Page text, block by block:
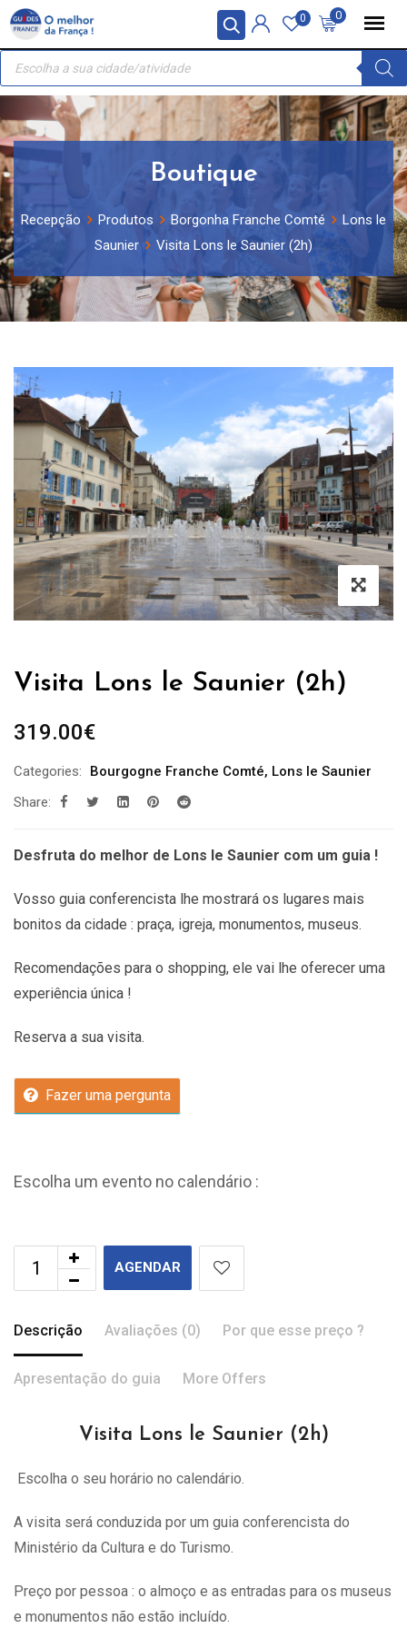
Painel de Gerenciamento de Cookies
Skip
content
0
0
Recherche
produits
Boutique
Recepção Produtos Borgonha Franche Comté
Lons le
Saunier
Visita Lons le Saunier (2h)
Visita Lons le Saunier (2h)
319.00€
Categories: Bourgogne Franche Comté, Lons le Saunier
Share:
Desfruta do melhor de Lons le Saunier com um guia !
Vosso guia conferencista lhe mostrará os lugares mais
bonitos da cidade : praça, igreja, monumentos, museus.
Recomendações para o shopping, ele vai lhe oferecer uma
experiência única !
Reserva a sua visita.
Fazer uma pergunta
Escolha um evento no calendário :
AGENDAR
Descrição Avaliações (0) Por que esse preço ?
Apresentação do guia More Offers
Visita Lons le Saunier (2h)
Escolha o seu horário no calendário.
A visita será conduzida por um guia conferencista do
Ministério da Cultura e do Turismo.
Preço por pessoa : o almoço e as entradas para os museus
e monumentos não estão incluído.